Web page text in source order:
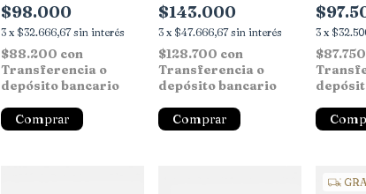
$98.000
3 x $32.666,67 sin interés
$88.200 con
Transferencia o
depósito bancario
Comprar
$143.000
3 x $47.666,67 sin interés
$128.700 con
Transferencia o
depósito bancario
Comprar
3 x
$87.750